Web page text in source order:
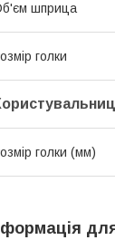
шприца
голки
голки (мм)